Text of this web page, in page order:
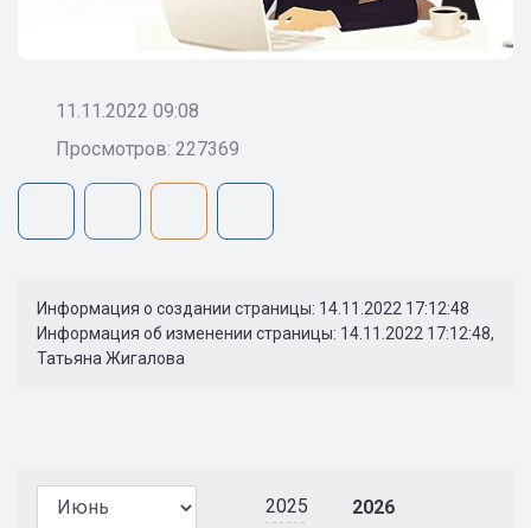
2025 2026
11.11.2022 09:08
Просмотров: 227369
Информация о создании страницы: 14.11.2022 17:12:48
Информация об изменении страницы: 14.11.2022 17:12:48,
Татьяна Жигалова